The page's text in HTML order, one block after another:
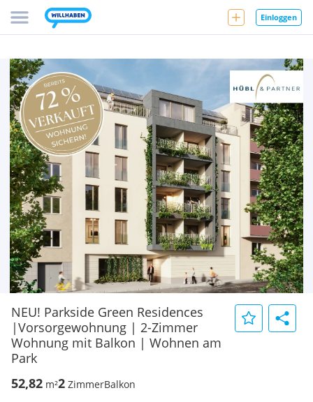
Einloggen
NEU! Parkside Green Residences
|Vorsorgewohnung | 2-Zimmer
Wohnung mit Balkon | Wohnen am
Park
52,82 m²2 ZimmerBalkon